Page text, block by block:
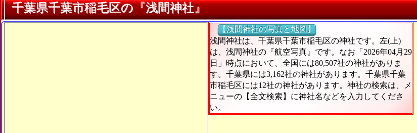
千葉県千葉市稲毛区の『浅間神社』
【浅間神社の写真と地図】
浅間神社は、千葉県千葉市稲毛区の神社です。左(上)
は、浅間神社の『航空写真』です。なお「2026年04月29
日」時点において、全国には80,507社の神社がありま
す。千葉県には3,162社の神社があります。千葉県千葉
市稲毛区には12社の神社があります。神社の検索は、メ
ニューの【全文検索】に神社名などを入力してくださ
い。